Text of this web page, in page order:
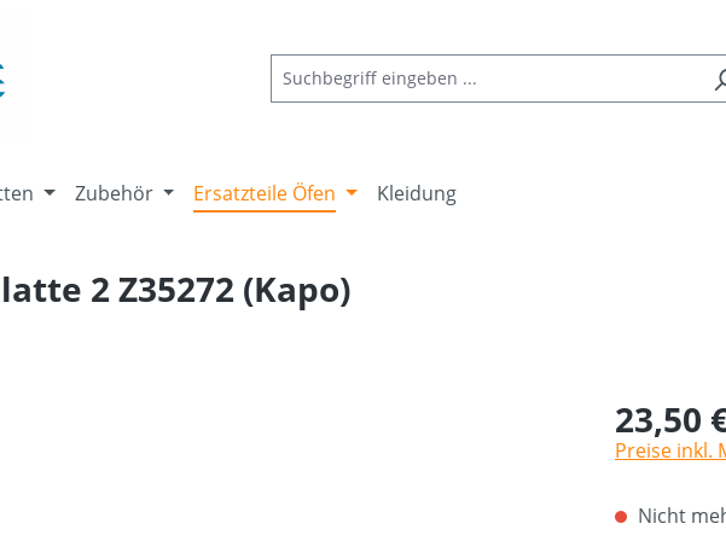
Zubehör Ersatzteile Öfen Kleidung
2 Z35272 (Kapo)
23,50
Preise inkl.
Nicht